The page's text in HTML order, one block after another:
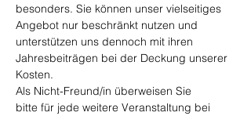
besonders. Sie können unser vielseitiges
Angebot nur beschränkt nutzen und
unterstützen uns dennoch mit ihren
Jahresbeiträgen bei der Deckung unserer
Kosten.
Als Nicht-Freund/in überweisen Sie
bitte für jede weitere Veranstaltung bei